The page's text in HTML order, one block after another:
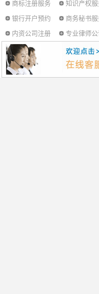
商标注册服务
知识产权服
银行开户预约
商务秘书服
内资公司注册
专业律师公